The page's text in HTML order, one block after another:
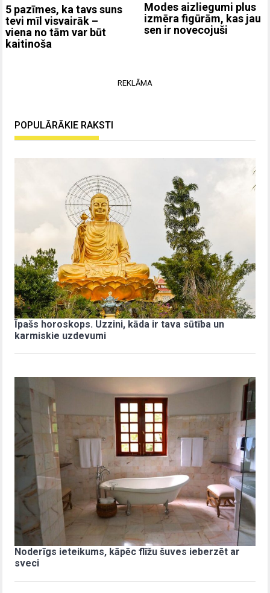
5 pazīmes, ka tavs suns
tevi mīl visvairāk –
viena no tām var būt
kaitinoša
Modes aizliegumi plus
izmēra figūrām, kas jau
sen ir novecojuši
REKLĀMA
POPULĀRĀKIE RAKSTI
Īpašs horoskops. Uzzini, kāda ir tava sūtība un
karmiskie uzdevumi
Noderīgs ieteikums, kāpēc flīžu šuves ieberzēt ar
sveci